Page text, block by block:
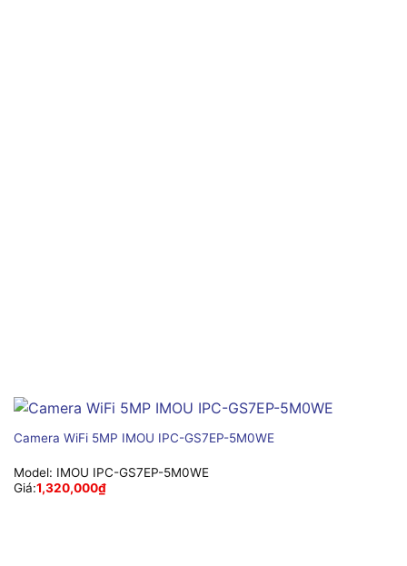
Camera WiFi 5MP IMOU IPC-GS7EP-5M0WE
Model: IMOU IPC-GS7EP-5M0WE
Giá:1,320,000₫